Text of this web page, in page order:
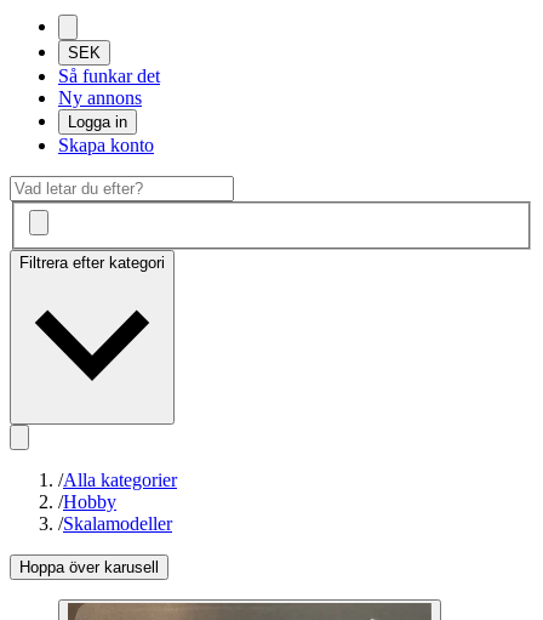
SEK
Så funkar det
Ny annons
Logga in
Skapa konto
Filtrera efter kategori
/Alla kategorier
/Hobby
/Skalamodeller
Hoppa över karusell